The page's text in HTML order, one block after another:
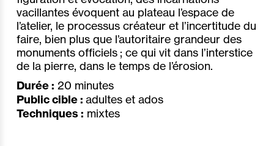
vacillantes évoquent au plateau l’espace de
l’atelier, le processus créateur et l’incertitude du
faire, bien plus que l’autoritaire grandeur des
monuments officiels ; ce qui vit dans l’interstice
de la pierre, dans le temps de l’érosion.
Durée : 20 minutes
Public cible : adultes et ados
Techniques : mixtes